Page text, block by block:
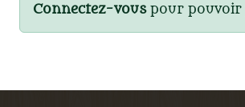
Connectez-vouspour pouvoir